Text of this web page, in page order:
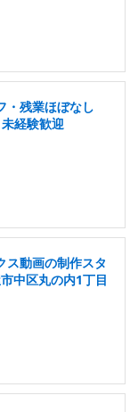
・残業ほぼなし
経験歓迎
ス動画の制作スタ
中区丸の内1丁目